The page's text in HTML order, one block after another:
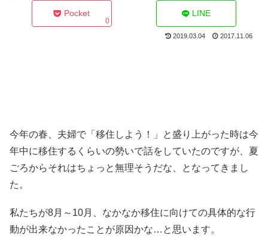
Pocket
0
LINE
2019.03.04 2017.11.06
今年の春、夫婦で「移住しよう！」と盛り上がった時は今
年中に移住するくらいの勢いで話をしていたのですが、夏
ごろからそれはちょっと無理そうだな、となってきまし
た。
私たちが8月～10月、なかなか移住に向けての具体的な行
動が出来なかったことが原因かな…と思います。